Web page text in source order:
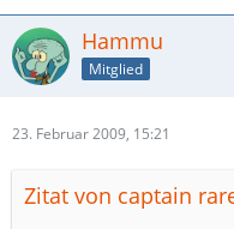
Hammu
Mitglied
23. Februar 2009, 15:21
Zitat von captain